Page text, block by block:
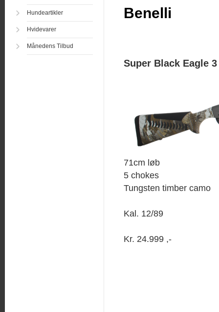
Hundeartikler
Hvidevarer
Månedens Tilbud
Benelli
Super Black Eagle 3
71cm løb
5 chokes
Tungsten timber camo
Kal. 12/89
Kr. 24.999 ,-